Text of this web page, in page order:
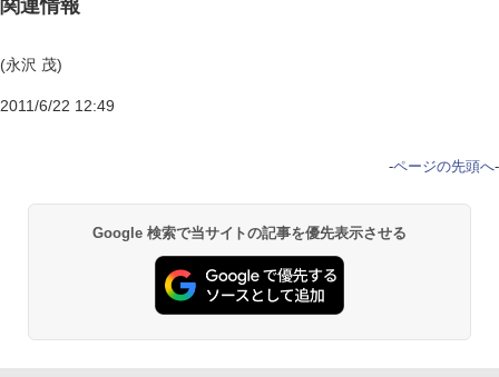
関連情報
(永沢 茂)
2011/6/22 12:49
-ページの先頭へ-
Google 検索で当サイトの記事を優先表示させる